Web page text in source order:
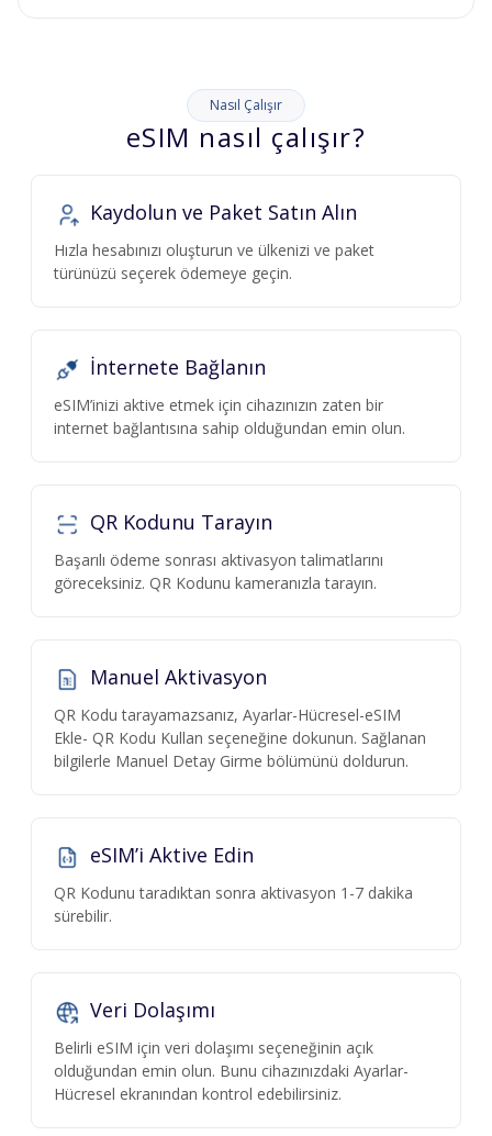
Nasıl Çalışır
eSIM nasıl çalışır?
Kaydolun ve Paket Satın Alın
Hızla hesabınızı oluşturun ve ülkenizi ve paket
türünüzü seçerek ödemeye geçin.
İnternete Bağlanın
eSIM’inizi aktive etmek için cihazınızın zaten bir
internet bağlantısına sahip olduğundan emin olun.
QR Kodunu Tarayın
Başarılı ödeme sonrası aktivasyon talimatlarını
göreceksiniz. QR Kodunu kameranızla tarayın.
Manuel Aktivasyon
QR Kodu tarayamazsanız, Ayarlar-Hücresel-eSIM
Ekle- QR Kodu Kullan seçeneğine dokunun. Sağlanan
bilgilerle Manuel Detay Girme bölümünü doldurun.
eSIM’i Aktive Edin
QR Kodunu taradıktan sonra aktivasyon 1-7 dakika
sürebilir.
Veri Dolaşımı
Belirli eSIM için veri dolaşımı seçeneğinin açık
olduğundan emin olun. Bunu cihazınızdaki Ayarlar-
Hücresel ekranından kontrol edebilirsiniz.